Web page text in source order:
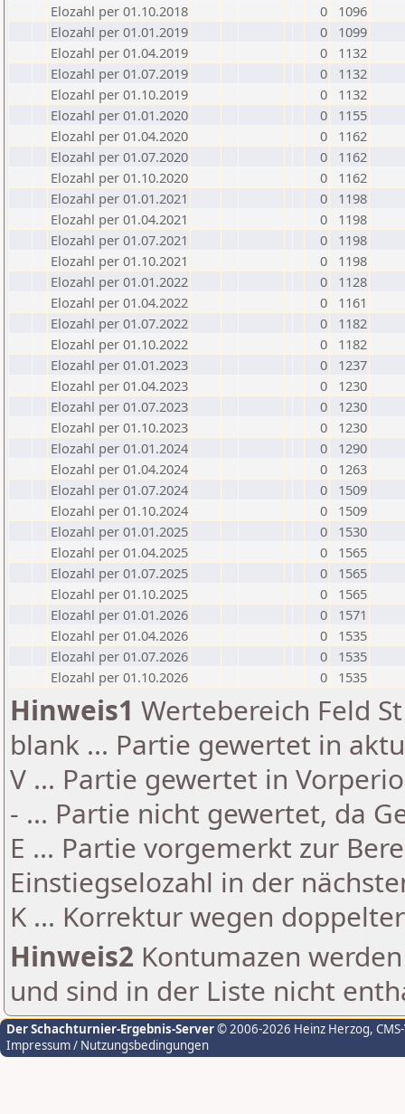
Elozahl per 01.10.2018
0
1096
Elozahl per 01.01.2019
0
1099
Elozahl per 01.04.2019
0
1132
Elozahl per 01.07.2019
0
1132
Elozahl per 01.10.2019
0
1132
Elozahl per 01.01.2020
0
1155
Elozahl per 01.04.2020
0
1162
Elozahl per 01.07.2020
0
1162
Elozahl per 01.10.2020
0
1162
Elozahl per 01.01.2021
0
1198
Elozahl per 01.04.2021
0
1198
Elozahl per 01.07.2021
0
1198
Elozahl per 01.10.2021
0
1198
Elozahl per 01.01.2022
0
1128
Elozahl per 01.04.2022
0
1161
Elozahl per 01.07.2022
0
1182
Elozahl per 01.10.2022
0
1182
Elozahl per 01.01.2023
0
1237
Elozahl per 01.04.2023
0
1230
Elozahl per 01.07.2023
0
1230
Elozahl per 01.10.2023
0
1230
Elozahl per 01.01.2024
0
1290
Elozahl per 01.04.2024
0
1263
Elozahl per 01.07.2024
0
1509
Elozahl per 01.10.2024
0
1509
Elozahl per 01.01.2025
0
1530
Elozahl per 01.04.2025
0
1565
Elozahl per 01.07.2025
0
1565
Elozahl per 01.10.2025
0
1565
Elozahl per 01.01.2026
0
1571
Elozahl per 01.04.2026
0
1535
Elozahl per 01.07.2026
0
1535
Elozahl per 01.10.2026
0 1535
Hinweis1 Wertebereich Feld
blank ... Partie gewertet in
V ... Partie gewertet in
- ... Partie nicht gewertet, da
E ... Partie vorgemerkt zur
Einstiegselozahl in der
K ... Korrektur wegen
Hinweis2 Kontumazen
und sind in der Liste nicht
Der Schachturnier-Ergebnis-Server© 2006-2026 Heinz Herzog,
Impressum / Nutzungsbedingungen